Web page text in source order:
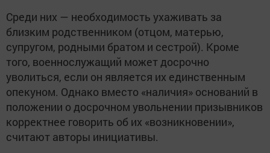
Среди них — необходимость ухаживать за
близким родственником (отцом, матерью,
супругом, родными братом и сестрой). Кроме
того, военнослужащий может досрочно
уволиться, если он является их единственным
опекуном. Однако вместо «наличия» оснований в
положении о досрочном увольнении призывников
корректнее говорить об их «возникновении»,
считают авторы инициативы.